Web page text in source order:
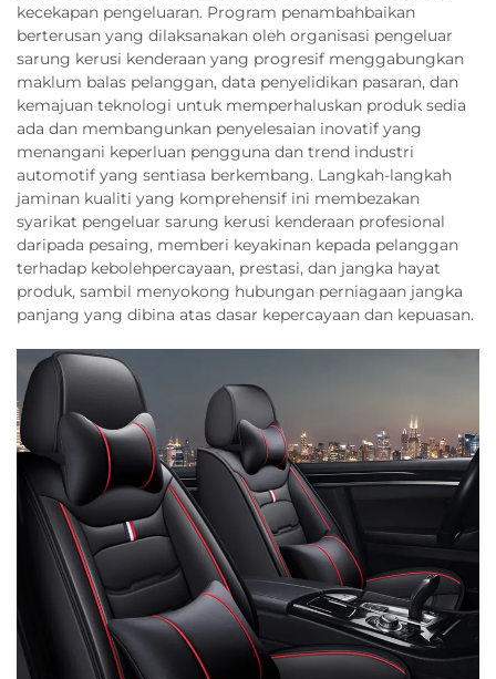
kecekapan pengeluaran. Program penambahbaikan
berterusan yang dilaksanakan oleh organisasi pengeluar
sarung kerusi kenderaan yang progresif menggabungkan
maklum balas pelanggan, data penyelidikan pasaran, dan
kemajuan teknologi untuk memperhaluskan produk sedia
ada dan membangunkan penyelesaian inovatif yang
menangani keperluan pengguna dan trend industri
automotif yang sentiasa berkembang. Langkah-langkah
jaminan kualiti yang komprehensif ini membezakan
syarikat pengeluar sarung kerusi kenderaan profesional
daripada pesaing, memberi keyakinan kepada pelanggan
terhadap kebolehpercayaan, prestasi, dan jangka hayat
produk, sambil menyokong hubungan perniagaan jangka
panjang yang dibina atas dasar kepercayaan dan kepuasan.